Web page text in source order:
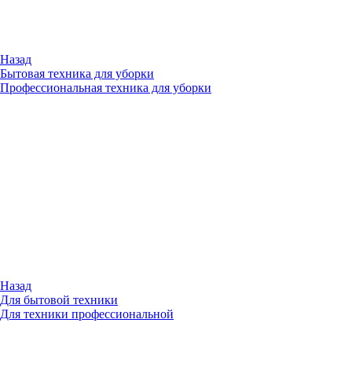
Назад
Бытовая техника для уборки
Профессиональная техника для уборки
Назад
Для бытовой техники
Для техники профессиональной